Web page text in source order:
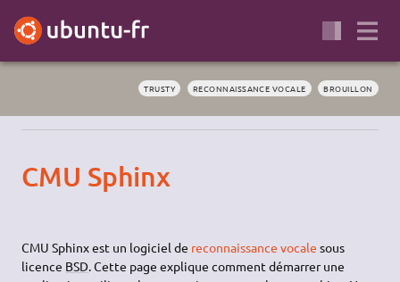
TRUSTY RECONNAISSANCE VOCALE BROUILLON
CMU Sphinx
CMU Sphinx est un logiciel de reconnaissance vocale sous
licence BSD. Cette page explique comment démarrer une